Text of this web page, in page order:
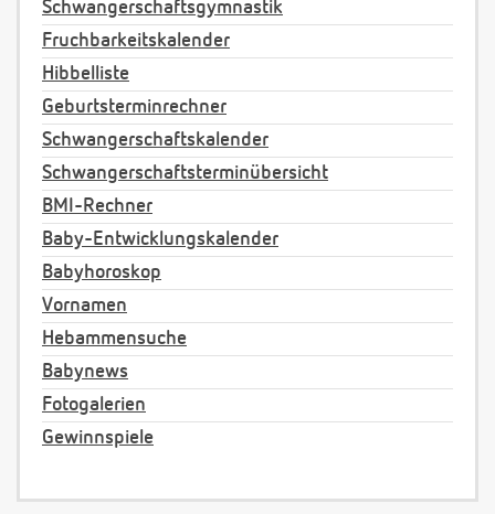
Schwangerschaftsgymnastik
Fruchbarkeitskalender
Hibbelliste
Geburtsterminrechner
Schwangerschaftskalender
Schwangerschaftsterminübersicht
BMI-Rechner
Baby-Entwicklungskalender
Babyhoroskop
Vornamen
Hebammensuche
Babynews
Fotogalerien
Gewinnspiele